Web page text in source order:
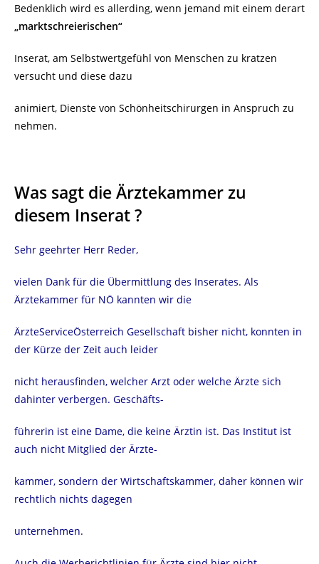
Bedenklich wird es allerding, wenn jemand mit einem derart
„marktschreierischen“
Inserat, am Selbstwertgefühl von Menschen zu kratzen
versucht und diese dazu
animiert, Dienste von Schönheitschirurgen in Anspruch zu
nehmen.
Was sagt die Ärztekammer zu
diesem Inserat ?
Sehr geehrter Herr Reder,
vielen Dank für die Übermittlung des Inserates. Als
Ärztekammer für NÖ kannten wir die
ÄrzteServiceÖsterreich Gesellschaft bisher nicht, konnten in
der Kürze der Zeit auch leider
nicht herausfinden, welcher Arzt oder welche Ärzte sich
dahinter verbergen. Geschäfts-
führerin ist eine Dame, die keine Ärztin ist. Das Institut ist
auch nicht Mitglied der Ärzte-
kammer, sondern der Wirtschaftskammer, daher können wir
rechtlich nichts dagegen
unternehmen.